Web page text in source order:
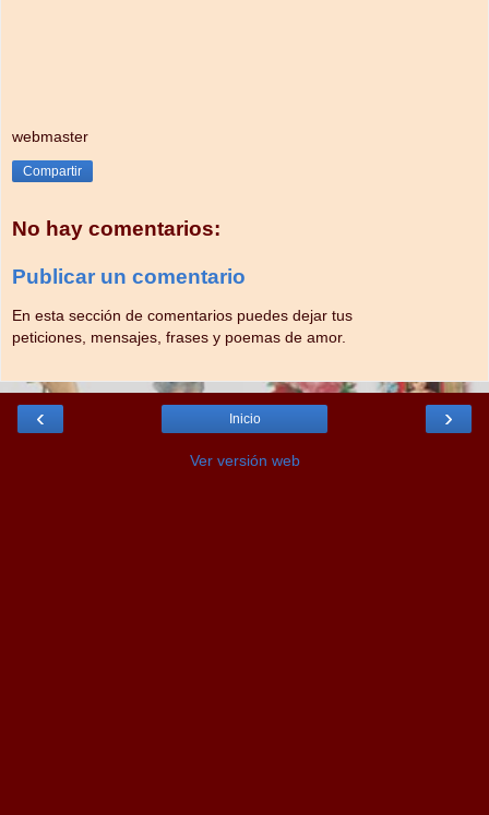
webmaster
Compartir
No hay comentarios:
Publicar un comentario
En esta sección de comentarios puedes dejar tus
peticiones, mensajes, frases y poemas de amor.
‹ ›
Inicio
Ver versión web